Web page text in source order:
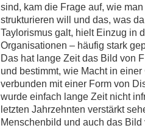
sind, kam die Frage auf, wie
strukturieren will und das, was
Taylorismus galt, hielt Einzug in
Organisationen – häufig stark
Das hat lange Zeit das Bild von
und bestimmt, wie Macht in
verbunden mit einer Form von
wurde einfach lange Zeit nicht
letzten Jahrzehnten verstärkt
Menschenbild und auch das